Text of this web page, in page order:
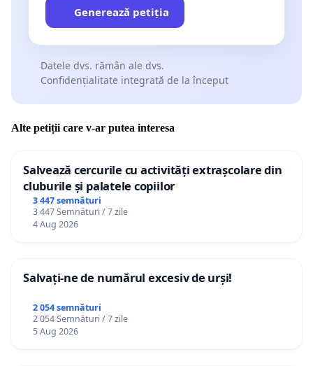
Generează petiția
Datele dvs. rămân ale dvs.
Confidențialitate integrată de la început
Alte petiții care v-ar putea interesa
Salvează cercurile cu activități extrașcolare din
cluburile și palatele copiilor
3 447 semnături
3 447 Semnături / 7 zile
4 Aug 2026
Salvați-ne de numărul excesiv de urși!
2 054 semnături
2 054 Semnături / 7 zile
5 Aug 2026